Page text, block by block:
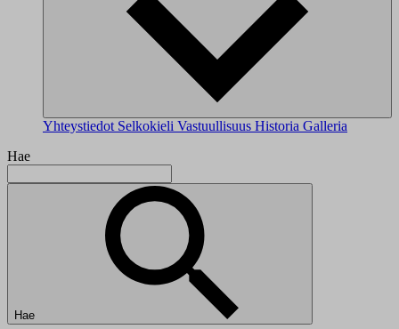
Yhteystiedot Selkokieli Vastuullisuus Historia Galleria
Hae
Hae